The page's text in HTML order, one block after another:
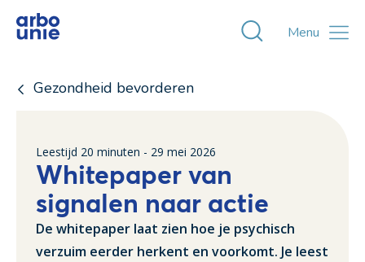
Toggle
Menu
Gezondheid bevorderen
Leestijd 20 minuten - 29 mei 2026
Whitepaper van
signalen naar actie
De whitepaper laat zien hoe je psychisch
verzuim eerder herkent en voorkomt. Je leest